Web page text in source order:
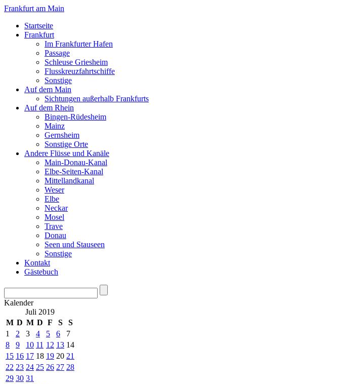
Frankfurt am Main
Startseite
Frankfurt
Im Frankfurter Hafen
Passage
Schleuse Griesheim
Flusskreuzfahrtschiffe
Sonstige
Auf dem Main
Sichtungen außerhalb Frankfurts
Auf dem Rhein
Bingen-Rüdesheim
Mainz
Gernsheim
Sonstige Orte
Andere Flüsse und Kanäle
Main-Donau-Kanal
Elbe-Seiten-Kanal
Mittellandkanal
Weser
Elbe
Neckar
Mosel
Trave
Donau
Seen und Stauseen
Sonstige
Kontakt
Gästebuch
Kalender
Juli 2019
M D M D F S
S
1
2 3 4 5 6
7
8
9 10 11 12 13 14
15 16 17 18 19 20 21
22 23 24 25 26 27 28
29 30 31